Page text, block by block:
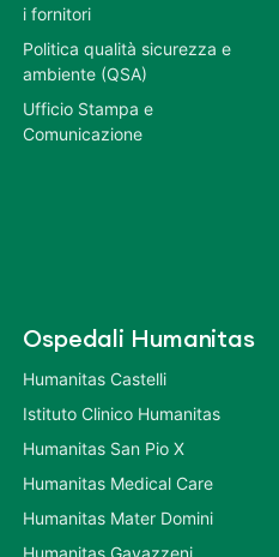
i fornitori
Politica qualità sicurezza e
ambiente (QSA)
Ufficio Stampa e
Comunicazione
Ospedali Humanitas
Humanitas Castelli
Istituto Clinico Humanitas
Humanitas San Pio X
Humanitas Medical Care
Humanitas Mater Domini
Humanitas Gavazzeni